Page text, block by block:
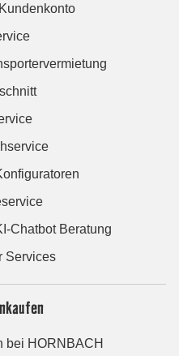
Chatbot Beratung
Services
bei HORNBACH